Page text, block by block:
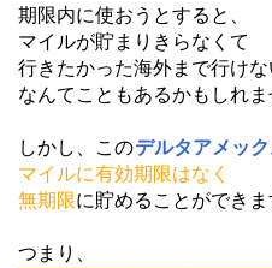
期限内に使おうとすると、
マイルが貯まりきらなくて
行きたかった海外まで行け
なんてこともあるかもしれま
しかし、このデルタアメッ
マイルに有効期限はなく
無期限に貯めることができま
つまり、